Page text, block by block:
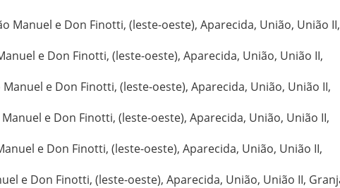
Manuel e Don Finotti, (leste-oeste), Aparecida, União, União II,
e Don Finotti, (leste-oeste), Aparecida, União, União II,
e Don Finotti, (leste-oeste), Aparecida, União, União II,
e Don Finotti, (leste-oeste), Aparecida, União, União II,
e Don Finotti, (leste-oeste), Aparecida, União, União II,
e Don Finotti, (leste-oeste), Aparecida, União, União II,